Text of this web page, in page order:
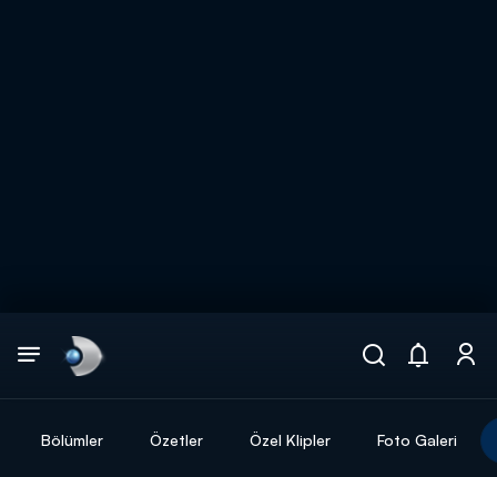
Bölümler Özetler Özel Klipler Foto Galeri